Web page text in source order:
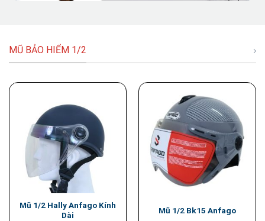
MŨ BẢO HIỂM 1/2
Mũ 1/2 Hally Anfago Kính
Dài
Mũ 1/2 Bk15 Anfago